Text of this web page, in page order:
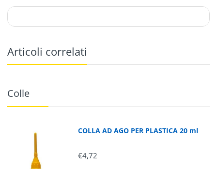
Articoli correlati
Colle
COLLA AD AGO PER PLASTICA 20 ml
€4,72